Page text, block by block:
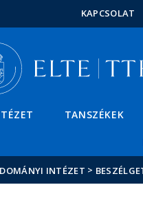
KAPCSOLAT
TANSZÉKEK
INTÉZET >